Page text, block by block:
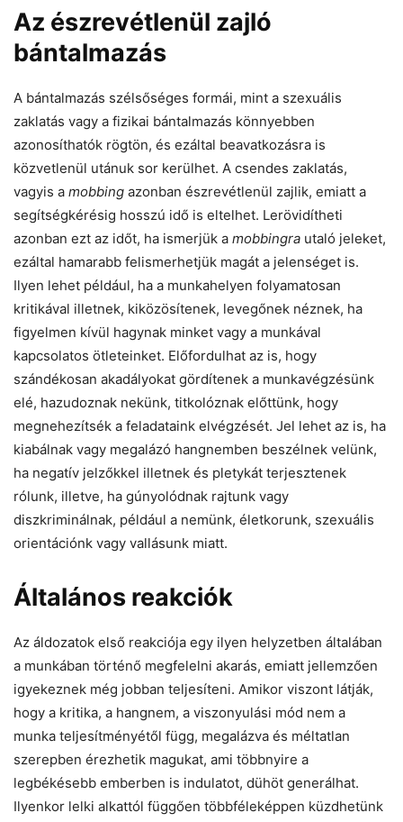
Az észrevétlenül zajló
bántalmazás
A bántalmazás szélsőséges formái, mint a szexuális
zaklatás vagy a fizikai bántalmazás könnyebben
azonosíthatók rögtön, és ezáltal beavatkozásra is
közvetlenül utánuk sor kerülhet. A csendes zaklatás,
vagyis a mobbing azonban észrevétlenül zajlik, emiatt a
segítségkérésig hosszú idő is eltelhet. Lerövidítheti
azonban ezt az időt, ha ismerjük a mobbingra utaló jeleket,
ezáltal hamarabb felismerhetjük magát a jelenséget is.
Ilyen lehet például, ha a munkahelyen folyamatosan
kritikával illetnek, kiközösítenek, levegőnek néznek, ha
figyelmen kívül hagynak minket vagy a munkával
kapcsolatos ötleteinket. Előfordulhat az is, hogy
szándékosan akadályokat gördítenek a munkavégzésünk
elé, hazudoznak nekünk, titkolóznak előttünk, hogy
megnehezítsék a feladataink elvégzését. Jel lehet az is, ha
kiabálnak vagy megalázó hangnemben beszélnek velünk,
ha negatív jelzőkkel illetnek és pletykát terjesztenek
rólunk, illetve, ha gúnyolódnak rajtunk vagy
diszkriminálnak, például a nemünk, életkorunk, szexuális
orientációnk vagy vallásunk miatt.
Általános reakciók
Az áldozatok első reakciója egy ilyen helyzetben általában
a munkában történő megfelelni akarás, emiatt jellemzően
igyekeznek még jobban teljesíteni. Amikor viszont látják,
hogy a kritika, a hangnem, a viszonyulási mód nem a
munka teljesítményétől függ, megalázva és méltatlan
szerepben érezhetik magukat, ami többnyire a
legbékésebb emberben is indulatot, dühöt generálhat.
Ilyenkor lelki alkattól függően többféleképpen küzdhetünk